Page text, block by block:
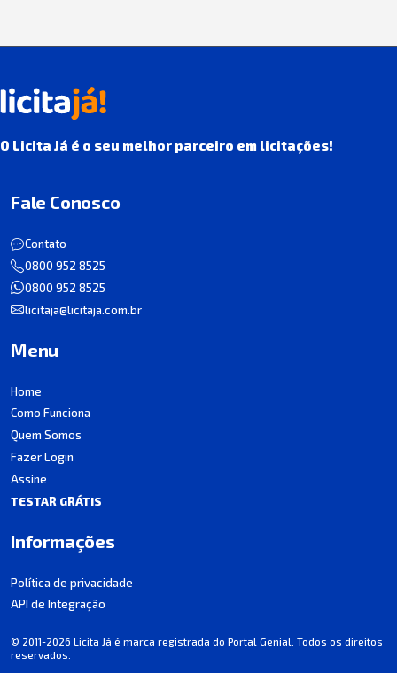
O Licita Já é o seu melhor parceiro em licitações!
Fale Conosco
Contato
0800 952 8525
0800 952 8525
licitaja@licitaja.com.br
Menu
Home
Como Funciona
Quem Somos
Fazer Login
Assine
TESTAR GRÁTIS
Informações
Política de privacidade
API de Integração
© 2011-2026 Licita Já é marca registrada do Portal Genial. Todos os direitos
reservados.